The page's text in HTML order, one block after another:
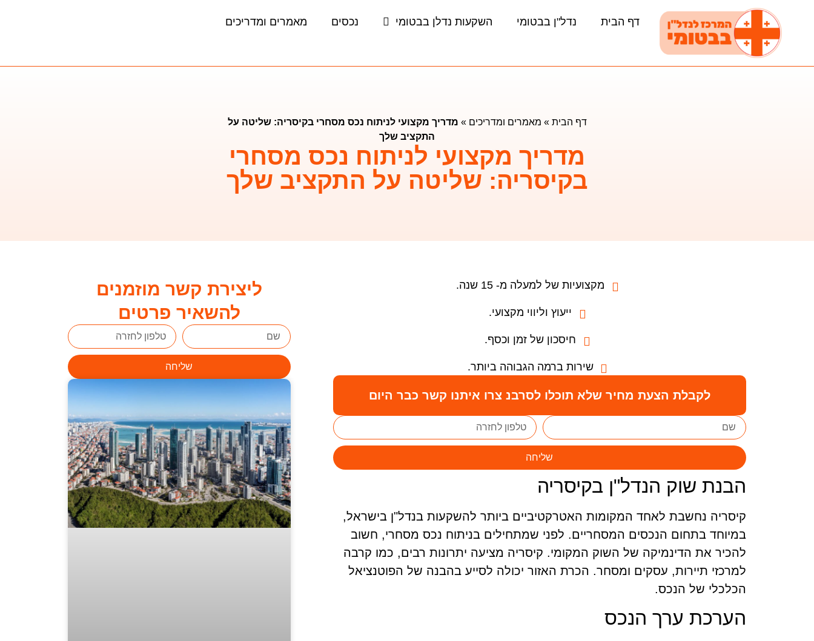
דף הבית נדל"ן בבטומי השקעות נדלן בבטומי נכסים מאמרים ומדריכים
דף הבית » מאמרים ומדריכים » מדריך מקצועי לניתוח נכס מסחרי בקיסריה: שליטה על
התקציב שלך
מדריך מקצועי לניתוח נכס מסחרי
בקיסריה: שליטה על התקציב שלך
ליצירת קשר מוזמנים
להשאיר פרטים
שליחה
מקצועיות של למעלה מ- 15 שנה.
ייעוץ וליווי מקצועי.
חיסכון של זמן וכסף.
שירות ברמה הגבוהה ביותר.
לקבלת הצעת מחיר שלא תוכלו לסרבנ צרו איתנו קשר כבר היום
שליחה
הבנת שוק הנדל"ן בקיסריה
קיסריה נחשבת לאחד המקומות האטרקטיביים ביותר להשקעות בנדל"ן בישראל,
במיוחד בתחום הנכסים המסחריים. לפני שמתחילים בניתוח נכס מסחרי, חשוב
להכיר את הדינמיקה של השוק המקומי. קיסריה מציעה יתרונות רבים, כמו קרבה
למרכזי תיירות, עסקים ומסחר. הכרת האזור יכולה לסייע בהבנה של הפוטנציאל
הכלכלי של הנכס.
הערכת ערך הנכס